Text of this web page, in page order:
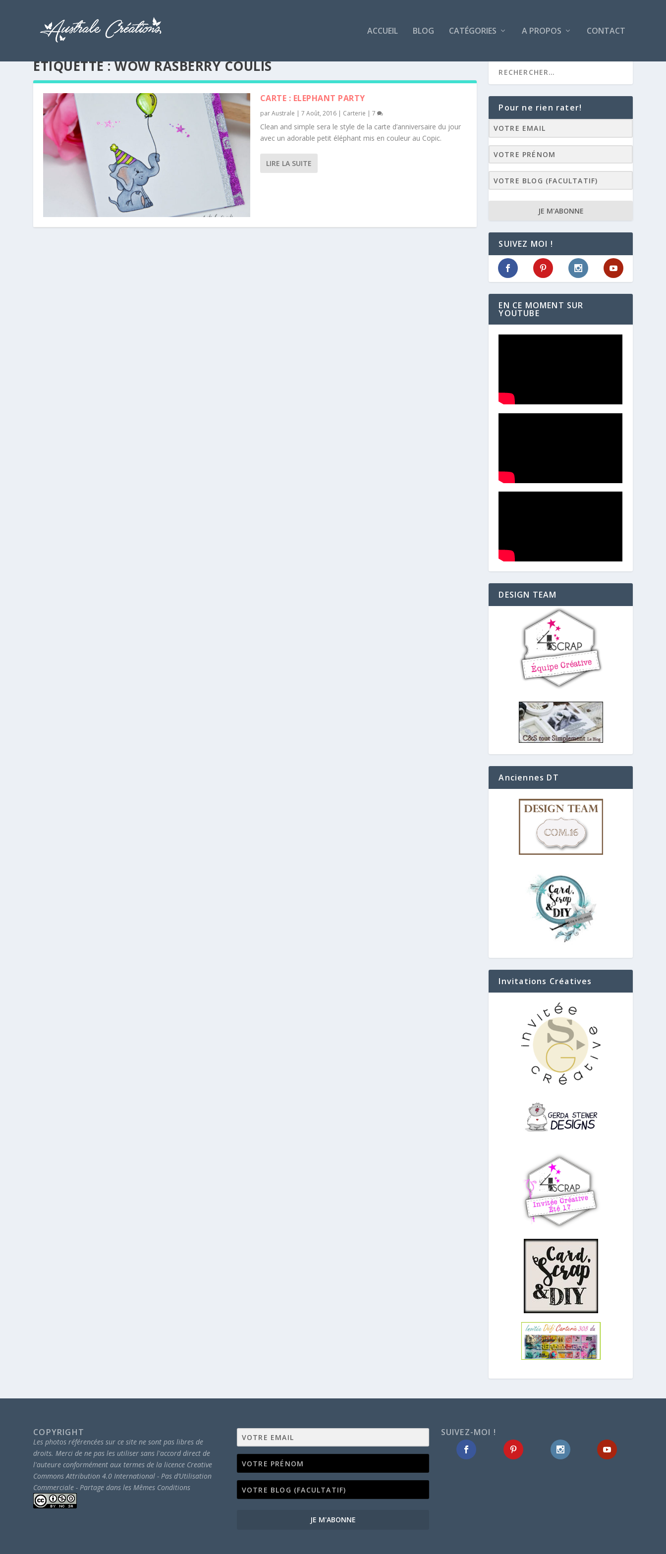
ACCUEIL BLOG CATÉGORIES A PROPOS CONTACT
ÉTIQUETTE :WOW RASBERRY COULIS
CARTE : ELEPHANT PARTY
parAustrale | 7 Août, 2016| Carterie | 7
Clean and simple sera le style de la carte d’anniversaire du jour
avec un adorable petit éléphant mis en couleur au Copic.
LIRE LA SUITE
Pour ne rien rater!
JE M'ABONNE
SUIVEZ MOI !
EN CE MOMENT SUR
YOUTUBE
DESIGN TEAM
Anciennes DT
Invitations Créatives
COPYRIGHT
Les photos référencées sur ce site ne sont pas libres de
droits. Merci de ne pas les utiliser sans l'accord direct de
l'auteure conformément aux termes de la licence Creative
Commons Attribution 4.0 International - Pas d’Utilisation
Commerciale - Partage dans les Mêmes Conditions
JE M'ABONNE
SUIVEZ-MOI !